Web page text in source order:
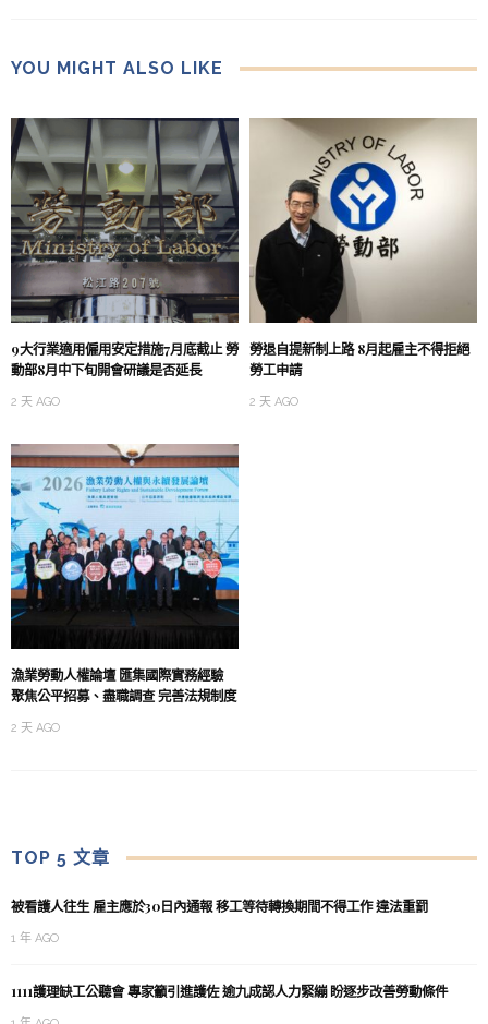
YOU MIGHT ALSO LIKE
9大行業適用僱用安定措施7月底截止 勞
動部8月中下旬開會研議是否延長
2 天 AGO
勞退自提新制上路 8月起雇主不得拒絕
勞工申請
2 天 AGO
漁業勞動人權論壇 匯集國際實務經驗
聚焦公平招募、盡職調查 完善法規制度
2 天 AGO
TOP 5 文章
被看護人往生 雇主應於30日內通報 移工等待轉換期間不得工作 違法重罰
1 年 AGO
1111護理缺工公聽會 專家籲引進護佐 逾九成認人力緊繃 盼逐步改善勞動條件